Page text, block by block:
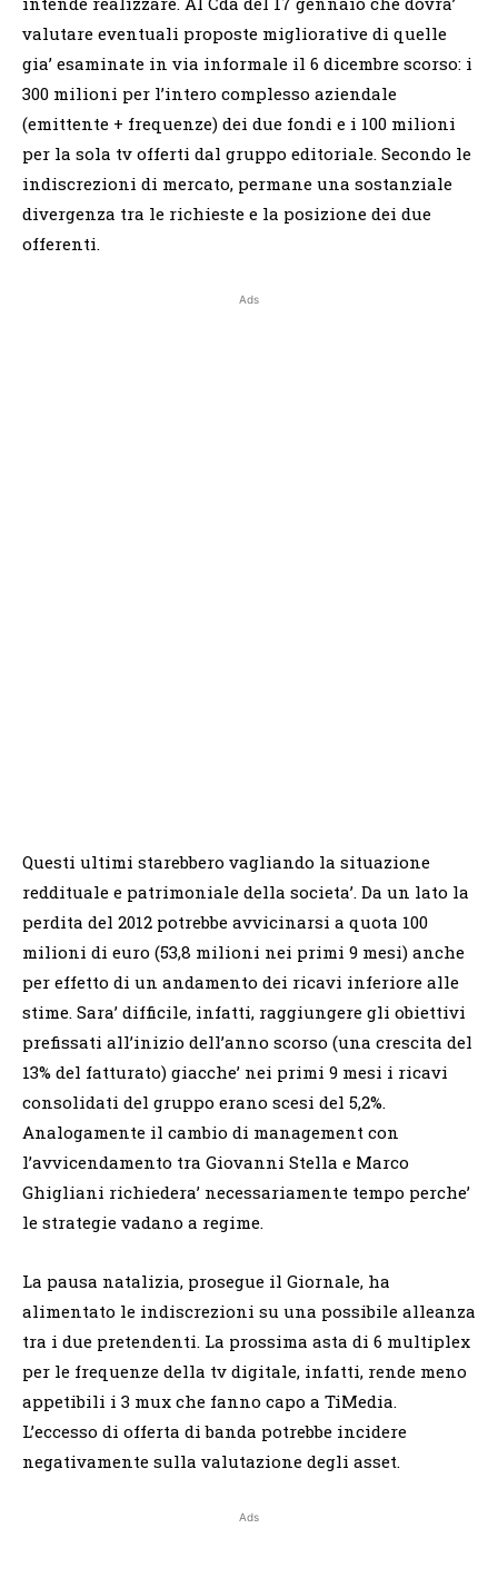
valutare eventuali proposte migliorative di quelle
gia’ esaminate in via informale il 6 dicembre scorso: i
300 milioni per l’intero complesso aziendale
(emittente + frequenze) dei due fondi e i 100 milioni
per la sola tv offerti dal gruppo editoriale. Secondo le
indiscrezioni di mercato, permane una sostanziale
divergenza tra le richieste e la posizione dei due
offerenti.
Ads
Questi ultimi starebbero vagliando la situazione
reddituale e patrimoniale della societa’. Da un lato la
perdita del 2012 potrebbe avvicinarsi a quota 100
milioni di euro (53,8 milioni nei primi 9 mesi) anche
per effetto di un andamento dei ricavi inferiore alle
stime. Sara’ difficile, infatti, raggiungere gli obiettivi
prefissati all’inizio dell’anno scorso (una crescita del
13% del fatturato) giacche’ nei primi 9 mesi i ricavi
consolidati del gruppo erano scesi del 5,2%.
Analogamente il cambio di management con
l’avvicendamento tra Giovanni Stella e Marco
Ghigliani richiedera’ necessariamente tempo perche’
le strategie vadano a regime.
La pausa natalizia, prosegue il Giornale, ha
alimentato le indiscrezioni su una possibile alleanza
tra i due pretendenti. La prossima asta di 6 multiplex
per le frequenze della tv digitale, infatti, rende meno
appetibili i 3 mux che fanno capo a TiMedia.
L’eccesso di offerta di banda potrebbe incidere
negativamente sulla valutazione degli asset.
Ads